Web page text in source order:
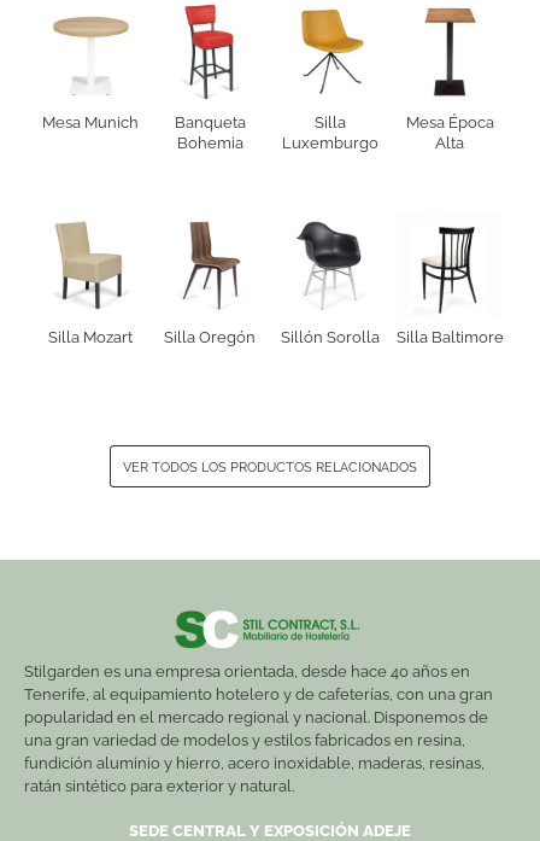
Mesa Munich
Banqueta
Bohemia
Silla
Luxemburgo
Mesa Época
Alta
Silla Mozart Silla Oregón Sillón Sorolla Silla Baltimore
VER TODOS LOS PRODUCTOS RELACIONADOS
Stilgarden es una empresa orientada, desde hace 40 años en
Tenerife, al equipamiento hotelero y de cafeterías, con una gran
popularidad en el mercado regional y nacional. Disponemos de
una gran variedad de modelos y estilos fabricados en resina,
fundición aluminio y hierro, acero inoxidable, maderas, resinas,
ratán sintético para exterior y natural.
SEDE CENTRAL Y EXPOSICIÓN ADEJE